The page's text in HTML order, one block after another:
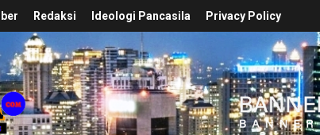
Redaksi Ideologi Pancasila Privacy Policy